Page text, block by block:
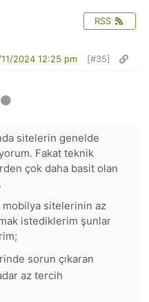
RSS
[#35]
2024 12:25 pm
sitelerin genelde
Fakat teknik
çok daha basit olan
mobilya sitelerinin az
istediklerim şunlar
sorun çıkaran
az tercih